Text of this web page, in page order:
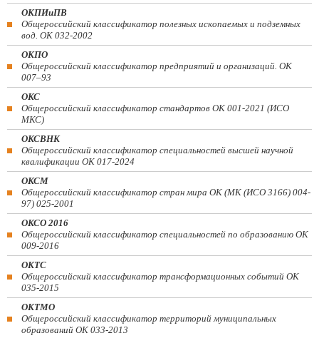
ОКПИиПВ
Общероссийский классификатор полезных ископаемых и подземных
вод. ОК 032-2002
ОКПО
Общероссийский классификатор предприятий и организаций. ОК
007–93
ОКС
Общероссийский классификатор стандартов ОК 001-2021 (ИСО
МКС)
ОКСВНК
Общероссийский классификатор специальностей высшей научной
квалификации ОК 017-2024
ОКСМ
Общероссийский классификатор стран мира ОК (МК (ИСО 3166) 004-
97) 025-2001
ОКСО 2016
Общероссийский классификатор специальностей по образованию ОК
009-2016
ОКТС
Общероссийский классификатор трансформационных событий ОК
035-2015
ОКТМО
Общероссийский классификатор территорий муниципальных
образований ОК 033-2013